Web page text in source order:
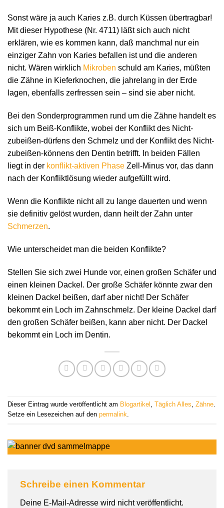
Sonst wäre ja auch Karies z.B. durch Küssen übertragbar!
Mit dieser Hypothese (Nr. 4711) läßt sich auch nicht
erklären, wie es kommen kann, daß manchmal nur ein
einziger Zahn von Karies befallen ist und die anderen
nicht. Wären wirklich Mikroben schuld am Karies, müßten
die Zähne in Kieferknochen, die jahrelang in der Erde
lagen, ebenfalls zerfressen sein – sind sie aber nicht.
Bei den Sonderprogrammen rund um die Zähne handelt es
sich um Beiß-Konflikte, wobei der Konflikt des Nicht-
zubeißen-dürfens den Schmelz und der Konflikt des Nicht-
zubeißen-könnens den Dentin betrifft. In beiden Fällen
liegt in der konflikt-aktiven Phase Zell-Minus vor, das dann
nach der Konfliktlösung wieder aufgefüllt wird.
Wenn die Konflikte nicht all zu lange dauerten und wenn
sie definitiv gelöst wurden, dann heilt der Zahn unter
Schmerzen.
Wie unterscheidet man die beiden Konflikte?
Stellen Sie sich zwei Hunde vor, einen großen Schäfer und
einen kleinen Dackel. Der große Schäfer könnte zwar den
kleinen Dackel beißen, darf aber nicht! Der Schäfer
bekommt ein Loch im Zahnschmelz. Der kleine Dackel darf
den großen Schäfer beißen, kann aber nicht. Der Dackel
bekommt ein Loch im Dentin.
Dieser Eintrag wurde veröffentlicht am Blogartikel Täglich Alles Zähne
Setze ein Lesezeichen auf den permalink
Schreibe einen Kommentar
Deine E-Mail-Adresse wird nicht veröffentlicht.